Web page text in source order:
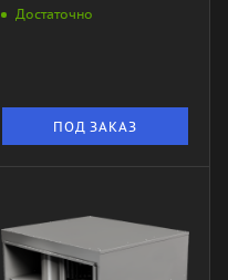
ZKSA 600x350-4L1
Достаточно
ПОД ЗАКАЗ